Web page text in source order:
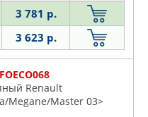
3 781 р.
3 623 р.
Renault
Megane/Master 03>